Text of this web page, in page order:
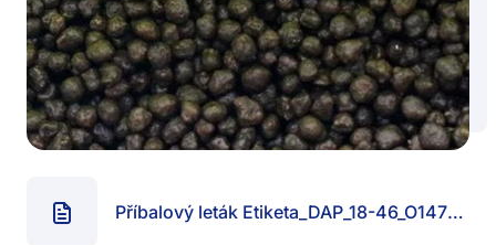
Příbalový leták Etiketa_DAP_18-46_O1473.pdf